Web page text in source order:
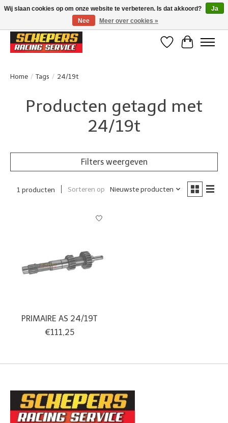
Klanten beoordelen ons met een 4,8/5 op Google reviews
Verlanglijst
Home / Tags / 24/19t
Producten getagd met
24/19t
Filters weergeven
1 producten Sorteren op Nieuwste producten
PRIMAIRE AS 24/19T
€111,25
Wij slaan cookies op om onze website te verbeteren. Is dat akkoord?
Ja
Nee
Meer over cookies »